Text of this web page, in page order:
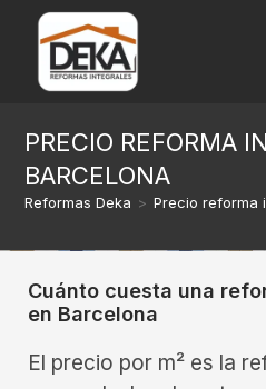
PRECIO REFORMA
BARCELONA
Reformas Deka > Precio reforma
Cuánto cuesta una
en Barcelona
El precio por m² es la